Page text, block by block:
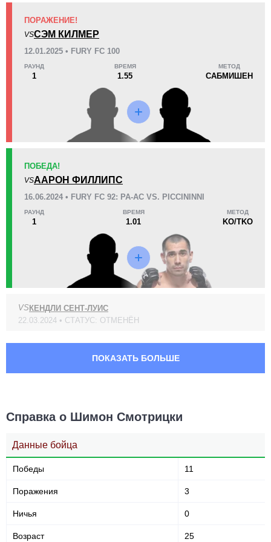
KO/TKO
1(33%)
7:39 44
Финиши в первом раунде
Статистика боев по организациям
Bellator
DWCS
FFC
iKON
ПОРАЖЕНИЕ!
VSСЭМ КИЛМЕР
12.01.2025 • FURY FC 100
РАУНД
1
ВРЕМЯ
1.55
МЕТОД
САБМИШЕН
ПОБЕДА!
VSААРОН ФИЛЛИПС
16.06.2024 • FURY FC 92: PA-AC VS. PICCININNI
РАУНД
1
ВРЕМЯ
1.01
МЕТОД
KO/TKO
VSКЕНДЛИ СЕНТ-ЛУИС
22.03.2024 • СТАТУС: ОТМЕНЁН
ПОКАЗАТЬ БОЛЬШЕ
Справка о Шимон Смотрицки
Данные бойца
Победы 11
Поражения 3
Ничья 0
Возраст 25